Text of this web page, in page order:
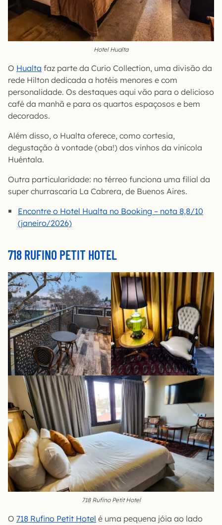
Hotel Hualta
O Hualta faz parte da Curio Collection, uma divisão da
rede Hilton dedicada a hotéis menores e com
personalidade. Os destaques aqui vão para o delicioso
café da manhã e para os quartos espaçosos e bem
decorados.
Além disso, o Hualta oferece, como cortesia,
degustação à vontade (oba!) dos vinhos da vinícola
Huéntala.
Outra particularidade: no térreo funciona uma filial da
super churrascaria La Cabrera, de Buenos Aires.
Encontre o Hotel Hualta no Booking – nota 8,8/10
(janeiro/2026)
718 RUFINO PETIT HOTEL
718 Rufino Petit Hotel
O 718 Rufino Petit Hotel é uma pequena jóia ao lado